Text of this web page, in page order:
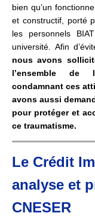
bien qu’un
et constructif, porté
les personnels
université. Afin
nous avons
l’ensemble de
condamnant ces
avons aussi
pour protéger et
ce traumatisme.
Le Crédit
analyse et
CNESER